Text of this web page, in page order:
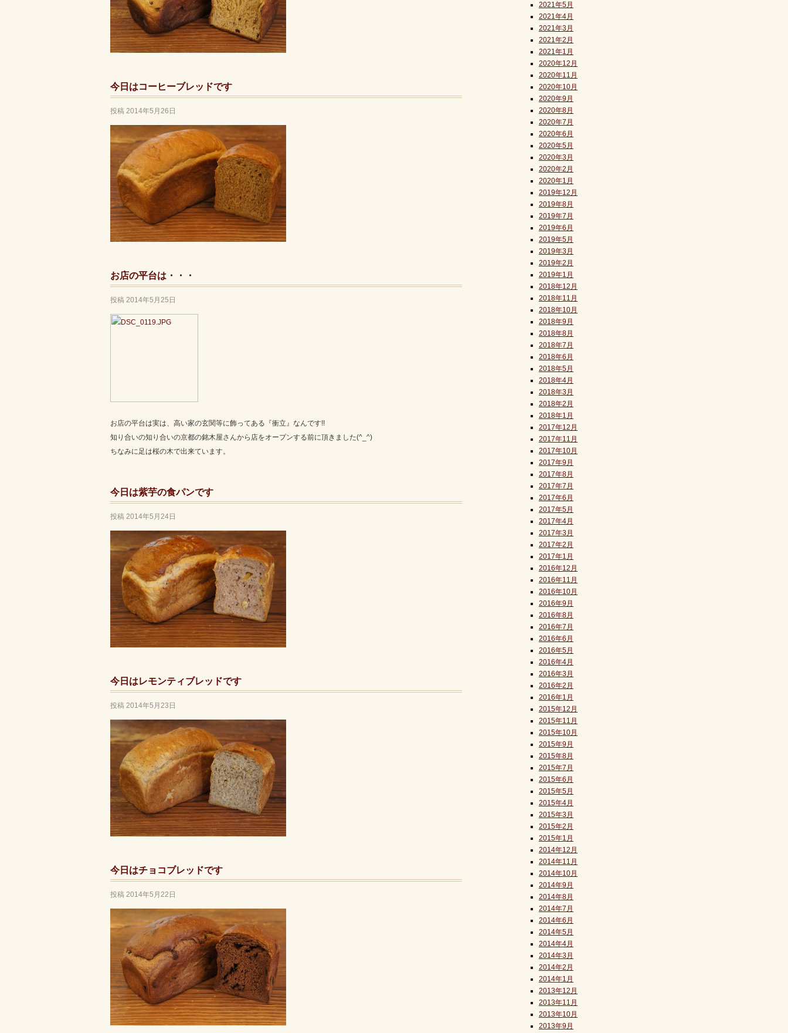
2021年5月
2021年4月
2021年3月
2021年2月
2021年1月
2020年12月
2020年11月
2020年10月
2020年9月
2020年8月
2020年7月
2020年6月
2020年5月
2020年3月
2020年2月
2020年1月
2019年12月
2019年8月
2019年7月
2019年6月
2019年5月
2019年3月
2019年2月
2019年1月
2018年12月
2018年11月
2018年10月
2018年9月
2018年8月
2018年7月
2018年6月
2018年5月
2018年4月
2018年3月
2018年2月
2018年1月
2017年12月
2017年11月
2017年10月
2017年9月
2017年8月
2017年7月
2017年6月
2017年5月
2017年4月
2017年3月
2017年2月
2017年1月
2016年12月
2016年11月
2016年10月
2016年9月
2016年8月
2016年7月
2016年6月
2016年5月
2016年4月
2016年3月
2016年2月
2016年1月
2015年12月
2015年11月
2015年10月
2015年9月
2015年8月
2015年7月
2015年6月
2015年5月
2015年4月
2015年3月
2015年2月
2015年1月
2014年12月
2014年11月
2014年10月
2014年9月
2014年8月
2014年7月
2014年6月
2014年5月
2014年4月
2014年3月
2014年2月
2014年1月
2013年12月
2013年11月
2013年10月
2013年9月
今日はコーヒーブレッドです
投稿 2014年5月26日
お店の平台は・・・
投稿 2014年5月25日
お店の平台は実は、高い家の玄関等に飾ってある『衝立』なんです!!
知り合いの知り合いの京都の銘木屋さんから店をオープンする前に頂きました(^_^)
ちなみに足は桜の木で出来ています。
今日は紫芋の食パンです
投稿 2014年5月24日
今日はレモンティブレッドです
投稿 2014年5月23日
今日はチョコブレッドです
投稿 2014年5月22日